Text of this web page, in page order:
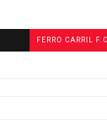
FERRO CARRIL F.C.